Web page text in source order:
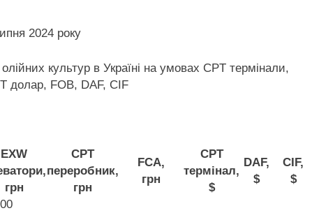
культур в Україні на умовах CPT термінали,
долар, FOB, DAF, CIF
EXW
грн
CPT
переробник,
грн
FCA,
грн
CPT
термінал,
$
DAF,
$
CIF,
$